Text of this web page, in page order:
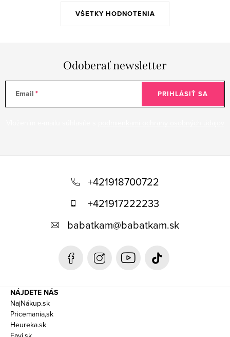
VŠETKY HODNOTENIA
Odoberať newsletter
Email PRIHLÁSIŤ SA
+421918700722
+421917222233
babatkam@babatkam.sk
NÁJDETE NÁS
NajNákup.sk
Pricemania,sk
Heureka.sk